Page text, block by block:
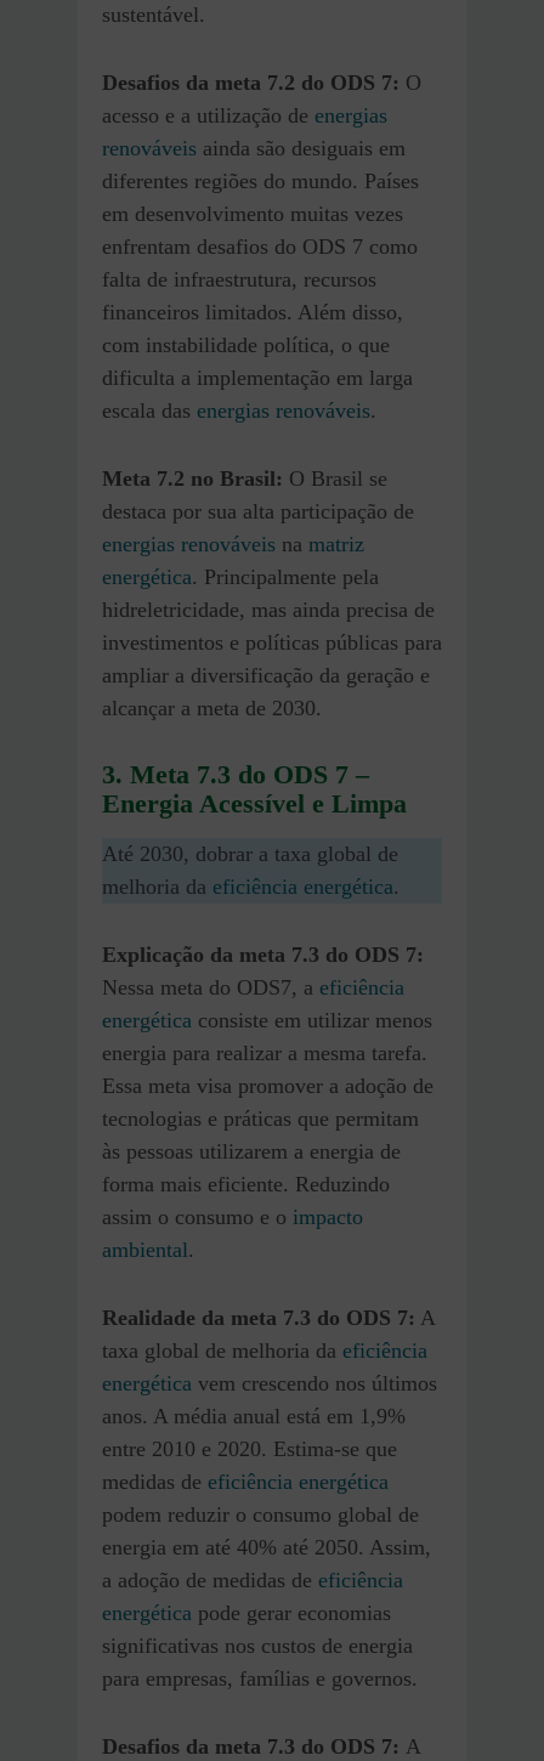
sustentável.
Desafios da meta 7.2 do ODS 7: O
acesso e a utilização de energias
renováveis ​​ainda são desiguais em
diferentes regiões do mundo. Países
em desenvolvimento muitas vezes
enfrentam desafios do ODS 7 como
falta de infraestrutura, recursos
financeiros limitados. Além disso,
com instabilidade política, o que
dificulta a implementação em larga
escala das energias renováveis.
Meta 7.2 no Brasil: O Brasil se
destaca por sua alta participação de
energias renováveis na matriz
energética. Principalmente pela
hidreletricidade, mas ainda precisa de
investimentos e políticas públicas para
ampliar a diversificação da geração e
alcançar a meta de 2030.
3. Meta 7.3 do ODS 7 –
Energia Acessível e Limpa
Até 2030, dobrar a taxa global de
melhoria da eficiência energética.
Explicação da meta 7.3 do ODS 7:
Nessa meta do ODS7, a eficiência
energética consiste em utilizar menos
energia para realizar a mesma tarefa.
Essa meta visa promover a adoção de
tecnologias e práticas que permitam
às pessoas utilizarem a energia de
forma mais eficiente. Reduzindo
assim o consumo e o impacto
ambiental.
Realidade da meta 7.3 do ODS 7: A
taxa global de melhoria da eficiência
energética vem crescendo nos últimos
anos. A média anual está em 1,9%
entre 2010 e 2020. Estima-se que
medidas de eficiência energética
podem reduzir o consumo global de
energia em até 40% até 2050. Assim,
a adoção de medidas de eficiência
energética pode gerar economias
significativas nos custos de energia
para empresas, famílias e governos.
Desafios da meta 7.3 do ODS 7: A